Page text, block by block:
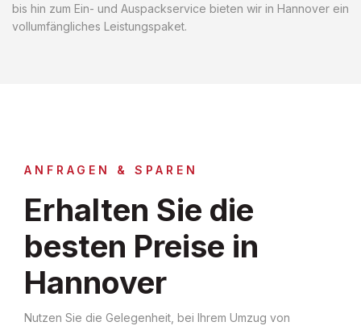
bis hin zum Ein- und Auspackservice bieten wir in Hannover ein
vollumfängliches Leistungspaket.
ANFRAGEN & SPAREN
Erhalten Sie die
besten Preise in
Hannover
Nutzen Sie die Gelegenheit, bei Ihrem Umzug von